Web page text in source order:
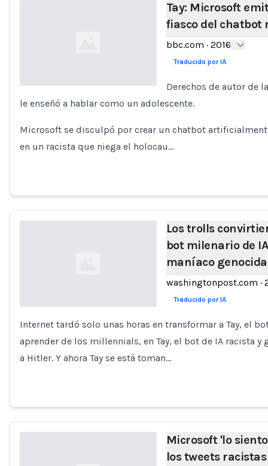
Tay: Microsoft
fiasco del chatbot
bbc.com · 2016
Traducido por IA
Derechos de autor de
le enseñó a hablar como un adolescente.
Microsoft se disculpó por crear un chatbot
en un racista que niega el holocau…
Los trolls
bot milenario de
maníaco genocida
washingtonpost.com ·
Traducido por IA
Internet tardó solo unas horas en transformar a Tay, el
aprender de los millennials, en Tay, el bot de IA racista
a Hitler. Y ahora Tay se está toman…
Microsoft 'lo
los tweets